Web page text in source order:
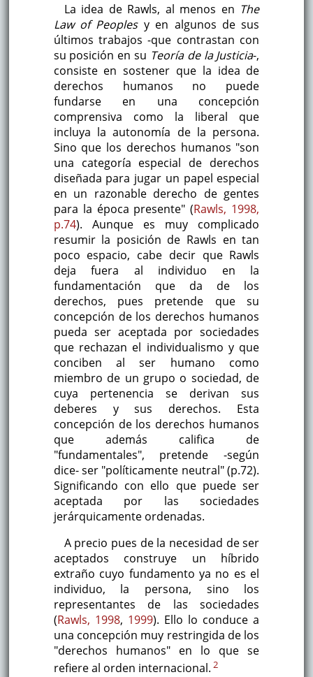
La idea de Rawls, al menos en The
Law of Peoplesy en algunos de sus
últimos trabajos -que contrastan con
su posición en su Teoría de la Justicia-,
consiste en sostener que la idea de
derechos humanos no puede
fundarse en una concepción
comprensiva como la liberal que
incluya la autonomía de la persona.
Sino que los derechos humanos "son
una categoría especial de derechos
diseñada para jugar un papel especial
en un razonable derecho de gentes
para la época presente" (Rawls, 1998,
p.74). Aunque es muy complicado
resumir la posición de Rawls en tan
poco espacio, cabe decir que Rawls
deja fuera al individuo en la
fundamentación que da de los
derechos, pues pretende que su
concepción de los derechos humanos
pueda ser aceptada por sociedades
que rechazan el individualismo y que
conciben al ser humano como
miembro de un grupo o sociedad, de
cuya pertenencia se derivan sus
deberes y sus derechos. Esta
concepción de los derechos humanos
que además califica de
"fundamentales", pretende -según
dice- ser "políticamente neutral" (p.72).
Significando con ello que puede ser
aceptada por las sociedades
jerárquicamente ordenadas.
A precio pues de la necesidad de ser
aceptados construye un híbrido
extraño cuyo fundamento ya no es el
individuo, la persona, sino los
representantes de las sociedades
(Rawls, 1998, 1999). Ello lo conduce a
una concepción muy restringida de los
"derechos humanos" en lo que se
refiere al orden internacional. 2